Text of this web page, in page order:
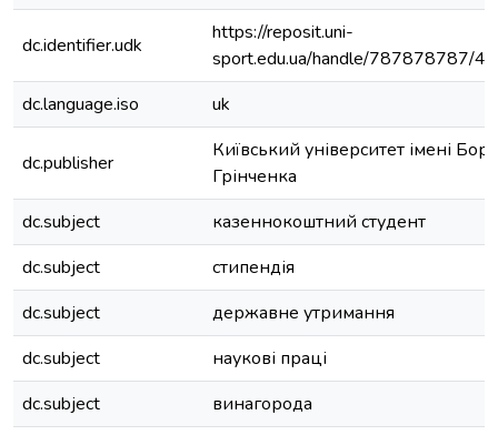
dc.identifier.udk
https://reposit.uni-
sport.edu.ua/handle/787878787/
dc.language.iso
uk
dc.publisher
Київський університет імені
Грінченка
dc.subject
казеннокоштний студент
dc.subject
стипендія
dc.subject
державне утримання
dc.subject
наукові праці
dc.subject
винагорода